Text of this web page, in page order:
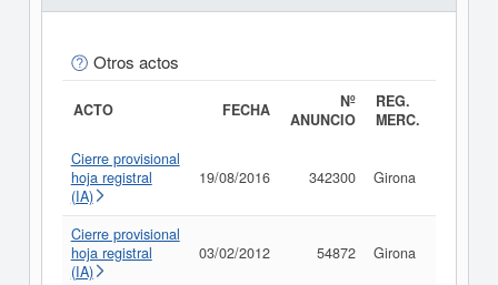
Otros actos
ACTO FECHA
Nº
ANUNCIO
REG.
MERC.
Cierre provisional
hoja registral
(IA)
19/08/2016 342300 Girona
Cierre provisional
hoja registral
(IA)
03/02/2012 54872 Girona